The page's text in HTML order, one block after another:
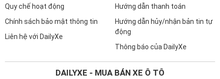
Quy chế hoạt động
Chính sách bảo mật thông tin
Liên hệ với DailyXe
Hướng dẫn thanh toán
Hướng dẫn hủy/nhận bản tin tự
động
Thông báo của DailyXe
DAILYXE - MUA BÁN XE Ô TÔ